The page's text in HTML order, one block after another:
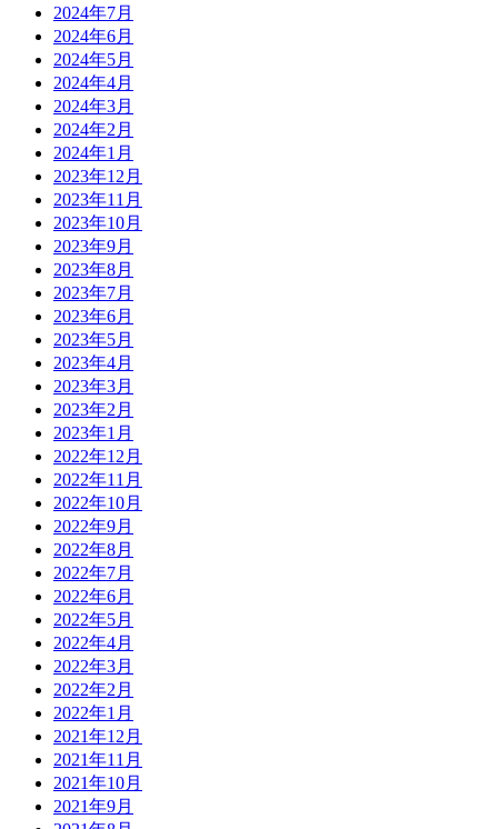
2024年7月
2024年6月
2024年5月
2024年4月
2024年3月
2024年2月
2024年1月
2023年12月
2023年11月
2023年10月
2023年9月
2023年8月
2023年7月
2023年6月
2023年5月
2023年4月
2023年3月
2023年2月
2023年1月
2022年12月
2022年11月
2022年10月
2022年9月
2022年8月
2022年7月
2022年6月
2022年5月
2022年4月
2022年3月
2022年2月
2022年1月
2021年12月
2021年11月
2021年10月
2021年9月